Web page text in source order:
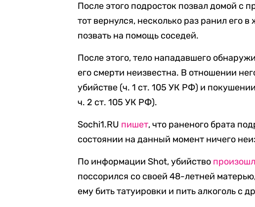
После этого подросток позвал домой с
тот вернулся, несколько раз ранил его
позвать на помощь соседей.
После этого, тело нападавшего
его смерти неизвестна. В отношении
убийстве (ч. 1 ст. 105 УК РФ) и
ч. 2 ст. 105 УК РФ).
Sochi1.RU пишет, что раненого брата
состоянии на данный момент ничего
По информации Shot, убийство
поссорился со своей 48-летней
ему бить татуировки и пить алкоголь с